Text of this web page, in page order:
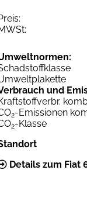
und
2-Emissionen
2-Klasse
Details zum Fiat